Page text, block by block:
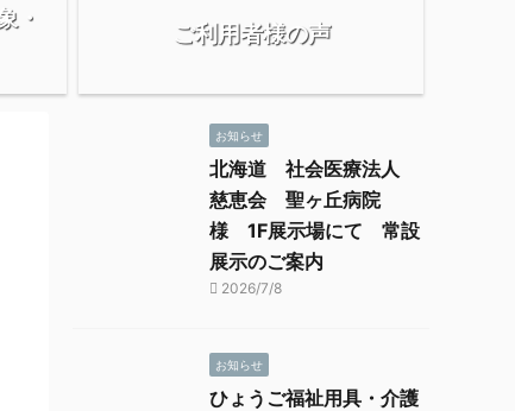
・
ご利用者様の声
お知らせ
北海道 社会医療法人
慈恵会 聖ヶ丘病院
様 1F展示場にて 常設
展示のご案内
2026/7/8
お知らせ
ひょうご福祉用具・介護